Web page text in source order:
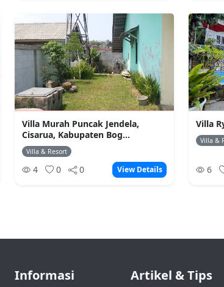
Villa Murah Puncak Jendela,
Cisarua, Kabupaten Bog...
Villa & Resort
4 0 0 View Details
Villa
Villa &
6
Informasi Artikel & Tips